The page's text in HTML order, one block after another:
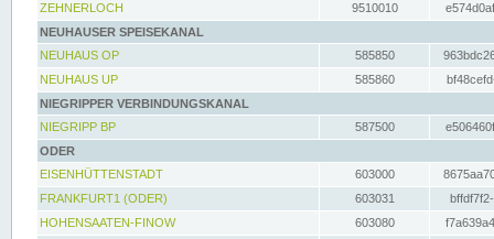
ZEHNERLOCH
9510010
NEUHAUSER SPEISEKANAL
NEUHAUS OP
585850
NEUHAUS UP
585860
NIEGRIPPER VERBINDUNGSKANAL
NIEGRIPP BP
587500
ODER
EISENHÜTTENSTADT
603000
FRANKFURT1 (ODER)
603031
HOHENSAATEN-FINOW
603080